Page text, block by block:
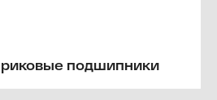
подшипники